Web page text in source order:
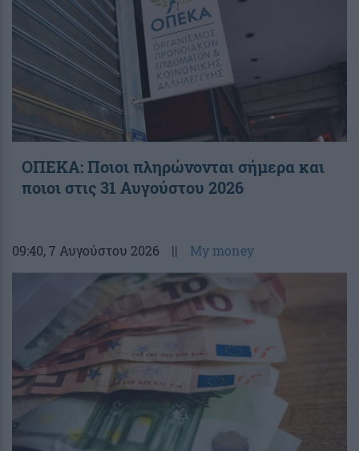
ΟΠΕΚΑ: Ποιοι πληρώνονται σήμερα και
ποιοι στις 31 Αυγούστου 2026
09:40, 7 Αυγούστου 2026 || My money